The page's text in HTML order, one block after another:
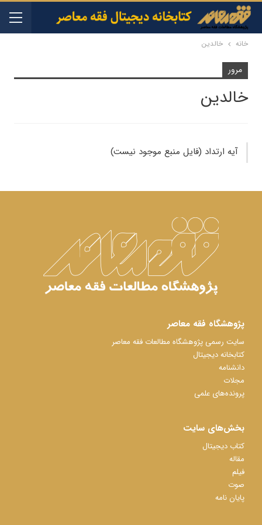
خانه خالدین
مرور
خالدین
آیه ارتداد (فایل منبع موجود نیست)
پژوهشگاه فقه معاصر
سایت رسمی پژوهشگاه مطالعات فقه معاصر
کتابخانه دیجیتال
دانشنامه
مجلات
پرونده‌های علمی
بخش‌های سایت
کتاب دیجیتال
مقاله
فیلم
صوت
پایان نامه